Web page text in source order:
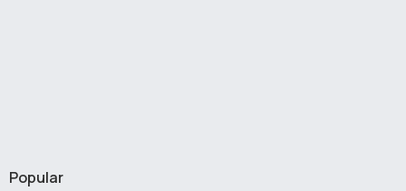
Popular